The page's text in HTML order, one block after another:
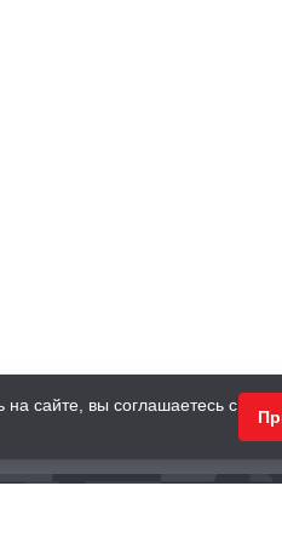
ПОДАРКИ
сайте, вы соглашаетесь с